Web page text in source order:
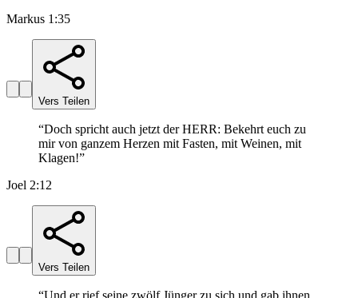
Markus 1:35
Vers Teilen
“Doch spricht auch jetzt der HERR: Bekehrt euch zu
mir von ganzem Herzen mit Fasten, mit Weinen, mit
Klagen!”
Joel 2:12
Vers Teilen